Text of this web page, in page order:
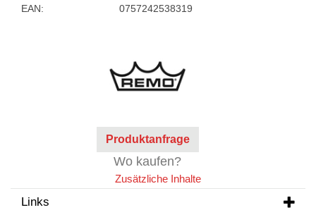
EAN:
0757242538319
Produktanfrage
Wo kaufen?
Zusätzliche Inhalte
Links